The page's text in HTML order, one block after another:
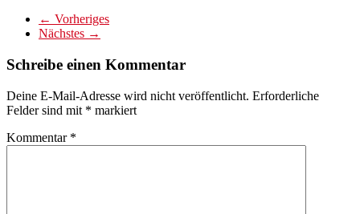
← Vorheriges
Nächstes →
Schreibe einen Kommentar
Deine E-Mail-Adresse wird nicht veröffentlicht. Erforderliche
Felder sind mit * markiert
Kommentar *